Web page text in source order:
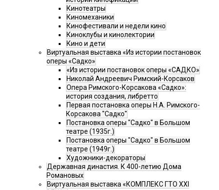
Кинотеатры
Киномеханики
Кинофестивали и недели кино
Киноклубы и кинолектории
Кино и дети
Виртуальная выставка «Из истории постановок
оперы «Садко»
«Из истории постановок оперы «САДКО»
Николай Андреевич Римский-Корсаков
Опера Римского-Корсакова «Садко»:
история создания, либретто
Первая постановка оперы Н.А. Римского-
Корсакова "Садко"
Постановка оперы "Садко" в Большом
театре (1935г.)
Постановка оперы "Садко" в Большом
театре (1949г.)
Художники-декораторы
Державная династия. К 400-летию Дома
Романовых
Виртуальная выставка «КОМПЛЕКС ГТО XXI